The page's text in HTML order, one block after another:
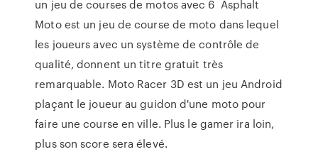
un jeu de courses de motos avec 6 Asphalt
Moto est un jeu de course de moto dans lequel
les joueurs avec un système de contrôle de
qualité, donnent un titre gratuit très
remarquable. Moto Racer 3D est un jeu Android
plaçant le joueur au guidon d'une moto pour
faire une course en ville. Plus le gamer ira loin,
plus son score sera élevé.